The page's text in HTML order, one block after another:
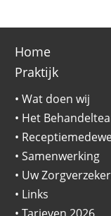
Home
Praktijk
• Wat doen wij
• Het
•
• Samenwerking
• Uw
• Links